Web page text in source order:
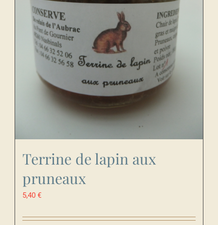
Terrine de lapin aux
pruneaux
5,40 €